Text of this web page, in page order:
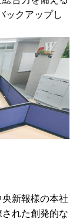
ックアップし
新報様の本社
れた創発的な